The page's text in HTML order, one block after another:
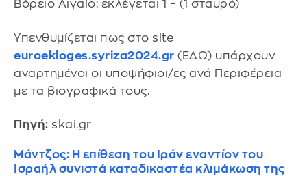
Βόρειο Αιγαίο: εκλέγεται 1 – (1 σταυρό)
Υπενθυμίζεται πως στο site
euroekloges.syriza2024.gr (ΕΔΩ) υπάρχουν
αναρτημένοι οι υποψήφιοι/ες ανά Περιφέρεια
με τα βιογραφικά τους.
Πηγή: skai.gr
Μάντζος: Η επίθεση του Ιράν εναντίον του
Ισραήλ συνιστά καταδικαστέα κλιμάκωση της